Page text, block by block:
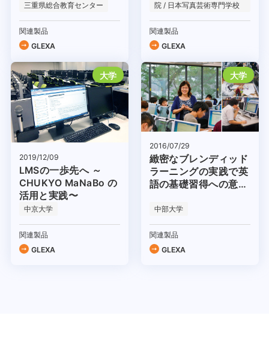
三重県総合教育センター
関連製品
GLEXA
院 / 日本写真芸術専門学校
関連製品
GLEXA
大学
2019/12/09
LMSの一歩先へ ～
CHUKYO MaNaBo の
活用と実践〜
中京大学
関連製品
GLEXA
大学
2016/07/29
緻密なブレンディッド
ラーニングの実践で英
語の基礎習得への意欲
中部大学
関連製品
GLEXA